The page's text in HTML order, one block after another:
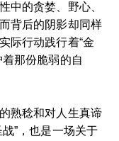
中的贪婪、野心、
背后的阴影却同样
际行动践行着“金
那份脆弱的自
熟稔和对人生真谛
”，也是一场关于